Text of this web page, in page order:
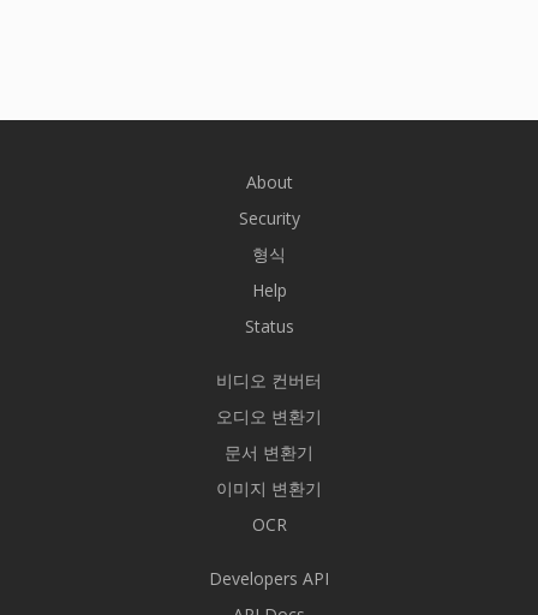
About
Security
형식
Help
Status
비디오 컨버터
오디오 변환기
문서 변환기
이미지 변환기
OCR
Developers API